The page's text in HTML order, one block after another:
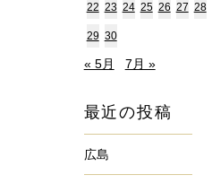
22 23 24 25 26 27 28
29 30
« 5月 7月 »
最近の投稿
広島